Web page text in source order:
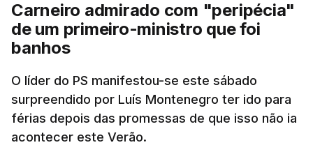
Carneiro admirado com "peripécia"
de um primeiro-ministro que foi
banhos
O líder do PS manifestou-se este sábado
surpreendido por Luís Montenegro ter ido para
férias depois das promessas de que isso não ia
acontecer este Verão.